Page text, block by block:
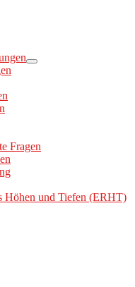
Fragen
Höhen und Tiefen (ERHT)